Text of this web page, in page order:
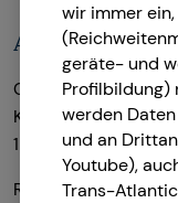
Gemeinde
Karl-Marx-Str. 4
15827
wir immer
geräte- und
Profilbildung)
werden
und an
Youtube),
Trans-